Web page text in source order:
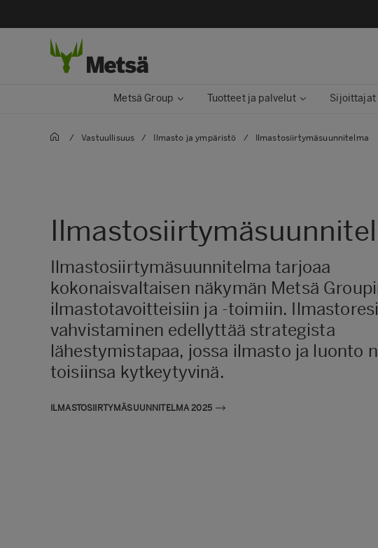
Metsä Group Tuotteet ja palvelut Sijoittajat
/ Vastuullisuus / Ilmasto ja ympäristö / Ilmastosiirtymäsuunnitelma
Ilmastosiirtymäsuunnitelma tarjoaa
kokonaisvaltaisen näkymän Metsä
ilmastotavoitteisiin ja -toimiin.
vahvistaminen edellyttää strategista
lähestymistapaa, jossa ilmasto ja luonto
toisiinsa kytkeytyvinä.
ILMASTOSIIRTYMÄSUUNNITELMA 2025